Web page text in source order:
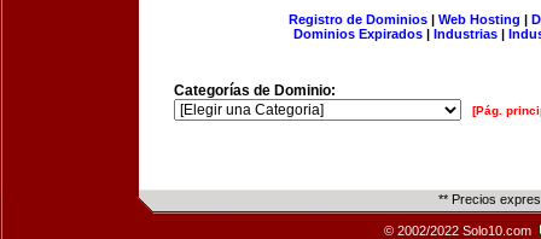
Registro de Dominios| Web Hosting |
Dominios Expirados | Industrias |
Categorías de Dominio:
[Pág.
** Precios
© 2002/2022 Solo10.com